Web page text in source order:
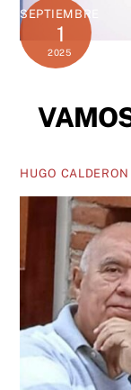
SEPTIEMBRE
1
2025
HUGO